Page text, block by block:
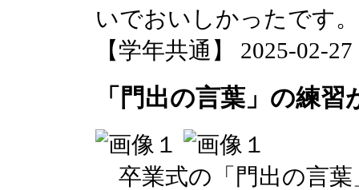
いでおいしかったです。
【学年共通】 2025-02-
「門出の言葉」の練
卒業式の「門出の言葉